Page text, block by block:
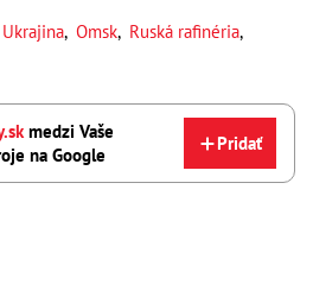
Ukrajina, Omsk, Ruská rafinéria,
medzi Vaše
na Google
Pridať